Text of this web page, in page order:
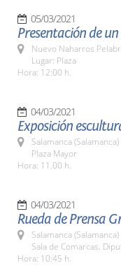
05/03/2021
Presentación de
Nuevo Naharros
Lugar: Plaza
Hora: 12:00 h.
04/03/2021
Exposición
Salamanca (Salamanca)
Plaza Mayor
Hora: 11.00 h.
04/03/2021
Rueda de Prensa
Salamanca (Salamanca)
Sala de Comarcas.
Hora: 10:45 h.